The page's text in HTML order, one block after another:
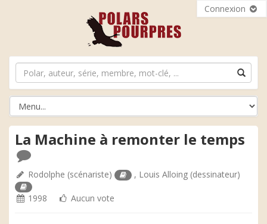
Connexion
La Machine à remonter le temps
Rodolphe (scénariste) , Louis Alloing (dessinateur)
1998 Aucun vote